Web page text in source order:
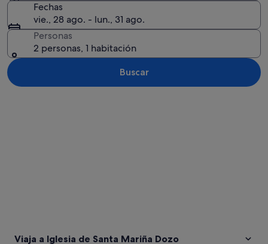
Fechas
vie., 28 ago. - lun., 31 ago.
Personas
2 personas, 1 habitación
Buscar
Viaja a Iglesia de Santa Mariña Dozo